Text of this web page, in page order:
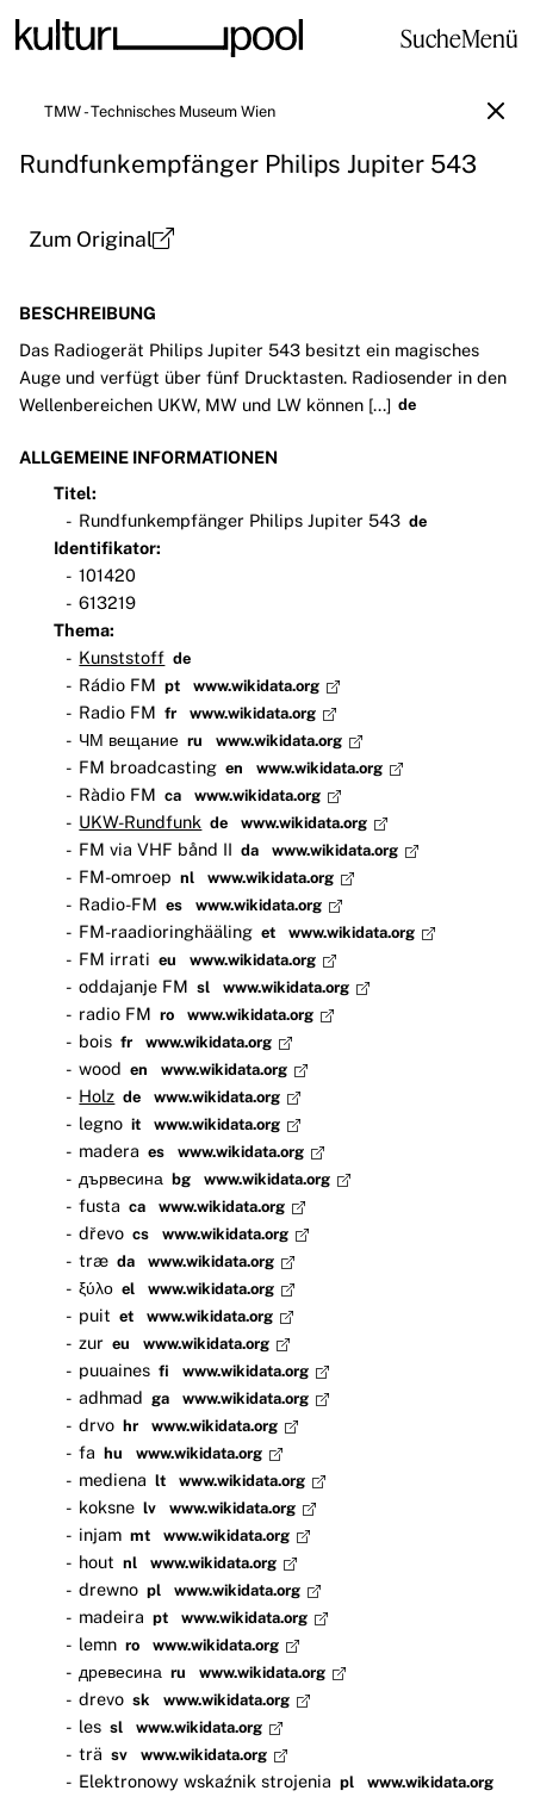
SucheMenü
TMW - Technisches Museum Wien
Rundfunkempfänger Philips Jupiter 543
Zum Original
BESCHREIBUNG
Das Radiogerät Philips Jupiter 543 besitzt ein magisches
Auge und verfügt über fünf Drucktasten. Radiosender in den
Wellenbereichen UKW, MW und LW können [...] de
ALLGEMEINE INFORMATIONEN
Titel:
Rundfunkempfänger Philips Jupiter 543 de
Identifikator:
101420
613219
Thema:
Kunststoff de
Rádio FM pt www.wikidata.org
Radio FM fr www.wikidata.org
ЧМ вещание ru www.wikidata.org
FM broadcasting en www.wikidata.org
Ràdio FM ca www.wikidata.org
UKW-Rundfunk de www.wikidata.org
FM via VHF bånd II da www.wikidata.org
FM-omroep nl www.wikidata.org
Radio-FM es www.wikidata.org
FM-raadioringhääling et www.wikidata.org
FM irrati eu www.wikidata.org
oddajanje FM sl www.wikidata.org
radio FM ro www.wikidata.org
bois fr www.wikidata.org
wood en www.wikidata.org
Holz de www.wikidata.org
legno it www.wikidata.org
madera es www.wikidata.org
дървесина bg www.wikidata.org
fusta ca www.wikidata.org
dřevo cs www.wikidata.org
træ da www.wikidata.org
ξύλο el www.wikidata.org
puit et www.wikidata.org
zur eu www.wikidata.org
puuaines fi www.wikidata.org
adhmad ga www.wikidata.org
drvo hr www.wikidata.org
fa hu www.wikidata.org
mediena lt www.wikidata.org
koksne lv www.wikidata.org
injam mt www.wikidata.org
hout nl www.wikidata.org
drewno pl www.wikidata.org
madeira pt www.wikidata.org
lemn ro www.wikidata.org
древесина ru www.wikidata.org
drevo sk www.wikidata.org
les sl www.wikidata.org
trä sv www.wikidata.org
Elektronowy wskaźnik strojenia pl www.wikidata.org